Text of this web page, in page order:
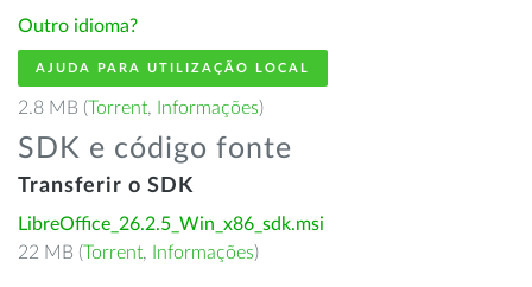
Outro idioma?
AJUDA PARA UTILIZAÇÃO LOCAL
2.8 MB (Torrent, Informações)
SDK e código fonte
Transferir o SDK
LibreOffice_26.2.5_Win_x86_sdk.msi
22 MB (Torrent, Informações)